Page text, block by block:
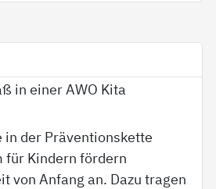
in der Präventionskette
für Kindern fördern
von Anfang an. Dazu tragen